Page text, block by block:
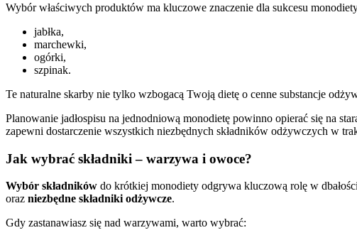
Wybór właściwych produktów ma kluczowe znaczenie dla sukcesu
jabłka,
marchewki,
ogórki,
szpinak.
Te naturalne skarby nie tylko wzbogacą Twoją dietę o cenne substancje
Planowanie jadłospisu na jednodniową monodietę powinno opierać się na
zapewni dostarczenie wszystkich niezbędnych składników odżywczych w
Jak wybrać składniki – warzywa i owoce?
Wybór składników do krótkiej monodiety odgrywa kluczową rolę w
oraz niezbędne składniki odżywcze.
Gdy zastanawiasz się nad warzywami, warto wybrać: